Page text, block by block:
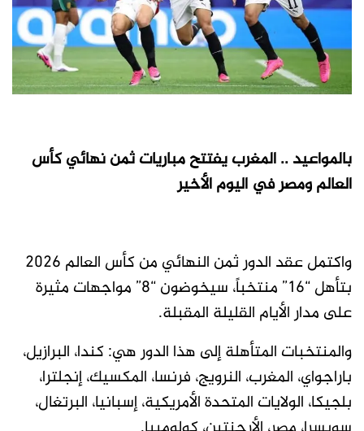
بالمواعيد .. المغرب يفتتح مباريات ثمن نهائي كأس
العالم ومصر في اليوم الأخير
واكتمل عقد الدور ثمن النهائي من كأس العالم 2026
بتأهل “16” منتخباً، سيخوضون “8” مواجهات مثيرة
على مدار الأيام القليلة المقبلة.
والمنتخبات المتأهلة إلى هذا الدور هي: كندا، البرازيل،
باراجواي، المغرب، النرويج، فرنسا، المكسيك، إنجلترا،
بلجيكا، الولايات المتحدة الأمريكية، إسبانيا، البرتغال،